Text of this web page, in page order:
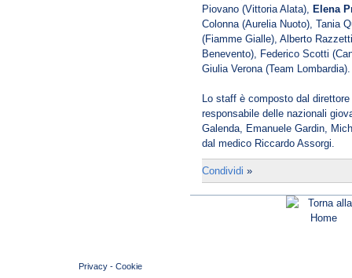
Piovano (Vittoria Alata), Elena
Colonna (Aurelia Nuoto), Tania
(Fiamme Gialle), Alberto
Benevento), Federico Scotti
Giulia Verona (Team Lombardia).
Lo staff è composto dal
responsabile delle nazionali
Galenda, Emanuele Gardin,
dal medico Riccardo Assorgi.
Condividi »
Privacy - Cookie